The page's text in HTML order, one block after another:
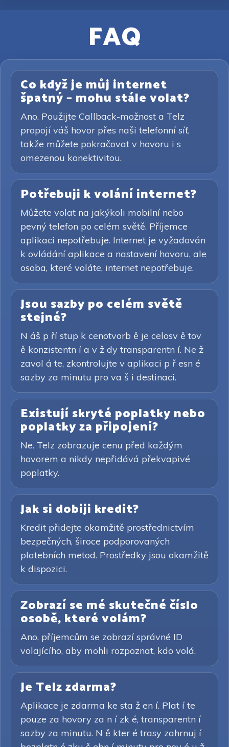
FAQ
Co když je můj internet
špatný – mohu stále volat?
Ano. Použijte Callback-možnost a Telz
propojí váš hovor přes naši telefonní síť,
takže můžete pokračovat v hovoru i s
omezenou konektivitou.
Potřebuji k volání internet?
Můžete volat na jakýkoli mobilní nebo
pevný telefon po celém světě. Příjemce
aplikaci nepotřebuje. Internet je vyžadován
k ovládání aplikace a nastavení hovoru, ale
osoba, které voláte, internet nepotřebuje.
Jsou sazby po celém světě
stejné?
N áš p ří stup k cenotvorb ě je celosv ě tov
ě konzistentn í a v ž dy transparentn í. Ne ž
zavol á te, zkontrolujte v aplikaci p ř esn é
sazby za minutu pro va š i destinaci.
Existují skryté poplatky nebo
poplatky za připojení?
Ne. Telz zobrazuje cenu před každým
hovorem a nikdy nepřidává překvapivé
poplatky.
Jak si dobiji kredit?
Kredit přidejte okamžitě prostřednictvím
bezpečných, široce podporovaných
platebních metod. Prostředky jsou okamžitě
k dispozici.
Zobrazí se mé skutečné číslo
osobě, které volám?
Ano, příjemcům se zobrazí správné ID
volajícího, aby mohli rozpoznat, kdo volá.
Je Telz zdarma?
Aplikace je zdarma ke sta ž en í. Plat í te
pouze za hovory za n í zk é, transparentn í
sazby za minutu. N ě kter é trasy zahrnuj í